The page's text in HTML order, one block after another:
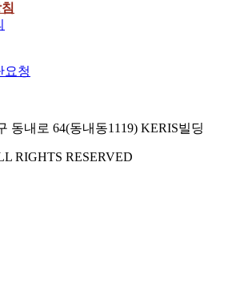
요청
동내로 64(동내동1119) KERIS빌딩
RIGHTS RESERVED